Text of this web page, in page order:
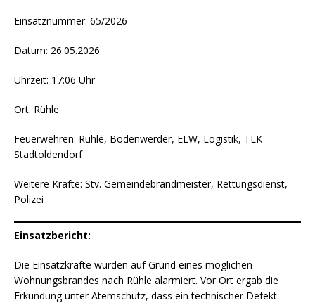
Einsatznummer: 65/2026
Datum: 26.05.2026
Uhrzeit: 17:06 Uhr
Ort: Rühle
Feuerwehren: Rühle, Bodenwerder, ELW, Logistik, TLK
Stadtoldendorf
Weitere Kräfte: Stv. Gemeindebrandmeister, Rettungsdienst,
Polizei
Einsatzbericht:
Die Einsatzkräfte wurden auf Grund eines möglichen
Wohnungsbrandes nach Rühle alarmiert. Vor Ort ergab die
Erkundung unter Atemschutz, dass ein technischer Defekt